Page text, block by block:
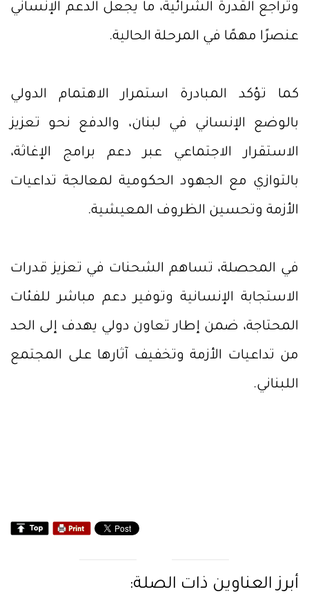
وتراجع القدرة الشرائية، ما يجعل الدعم الإنساني
عنصرًا مهمًا في المرحلة الحالية.
كما تؤكد المبادرة استمرار الاهتمام الدولي
بالوضع الإنساني في لبنان، والدفع نحو تعزيز
الاستقرار الاجتماعي عبر دعم برامج الإغاثة،
بالتوازي مع الجهود الحكومية لمعالجة تداعيات
الأزمة وتحسين الظروف المعيشية.
في المحصلة، تساهم الشحنات في تعزيز قدرات
الاستجابة الإنسانية وتوفير دعم مباشر للفئات
المحتاجة، ضمن إطار تعاون دولي يهدف إلى الحد
من تداعيات الأزمة وتخفيف آثارها على المجتمع
اللبناني.
أبرز العناوين ذات الصلة: